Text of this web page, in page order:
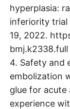
hyperplasia:
inferiority trial
19, 2022.
bmj.k2338.full
4. Safety and
embolization
glue for acute
experience